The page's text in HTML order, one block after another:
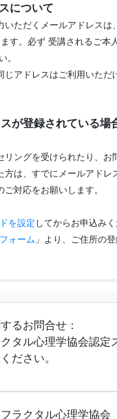
について
いただくメールアドレスは
す。必ず 受講されるご本
。
じアドレスはご利用いただ
が登録されている場
リングを受けられたり、お
方は、すでにメールアドレ
対応をお願いします。
を設定してからお申込みく
ォーム 」より、ご住所の
るお問合せ：
タル心理学協会認定
ださい。
ラクタル心理学協会